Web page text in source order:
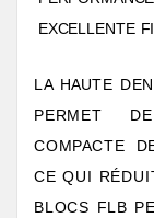
EXCELLENTE
LA HAUTE
PERMET
COMPACTE
CE QUI
BLOCS FLB